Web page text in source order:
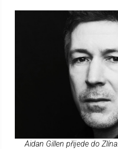
Aidan Gillen přijede do Zlína.